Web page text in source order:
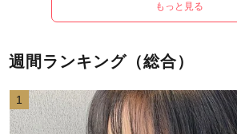
もっと見る
週間ランキング（総合）
1